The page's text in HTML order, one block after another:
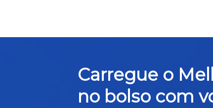
Carregue o
no bolso com